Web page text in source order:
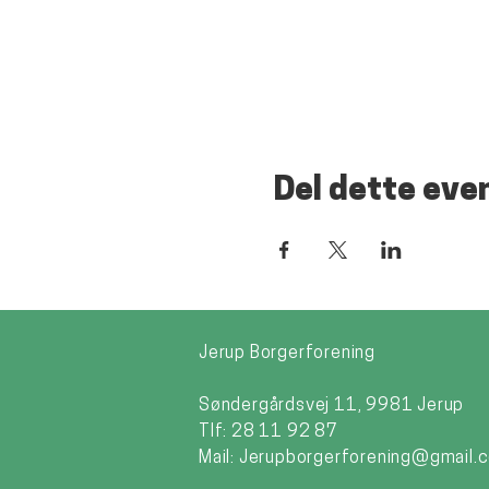
Del dette
Jerup Borgerforening
Søndergårdsvej 11, 9981 Jerup
Tlf: 28 11 92 87
Mail: